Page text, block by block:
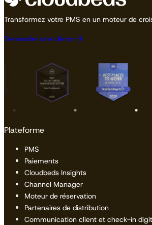
Transformez votre PMS en un moteur de
Demander une démo
Plateforme
PMS
Paiements
Cloudbeds Insights
Channel Manager
Moteur de réservation
Partenaires de distribution
Communication client et check-in